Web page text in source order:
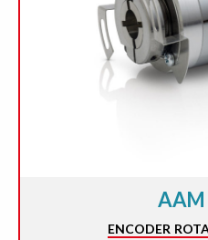
AAM
ENCODER